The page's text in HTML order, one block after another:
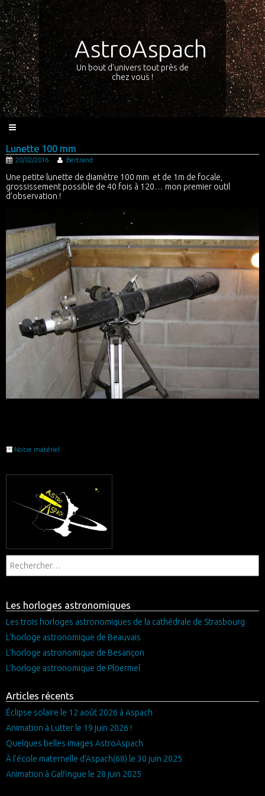
AstroAspach
Un bout d'univers tout près de
chez vous !
Lunette 100 mm
20/02/2016 Bertrand
Une petite lunette de diamètre 100 mm et de 1m de focale,
grossissement possible de 40 fois à 120… mon premier outil
d’observation !
Notre matériel
Les horloges astronomiques
Les trois horloges astronomiques de la cathédrale de Strasbourg
L’horloge astronomique de Beauvais
L’horloge astronomique de Besançon
L’horloge astronomique de Plöermel
Articles récents
Éclipse solaire le 12 août 2026 à Aspach
Animation à Lutter le 19 juin 2026 !
Quelques belles images AstroAspach
À l’école maternelle d’Aspach(68) le 30 juin 2025
Animation à Galfingue le 28 juin 2025